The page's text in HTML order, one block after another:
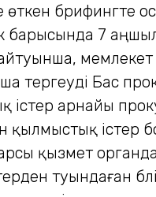
брифингте
барысында 7
мемлекет
Бас
арнайы
істер
қызмет